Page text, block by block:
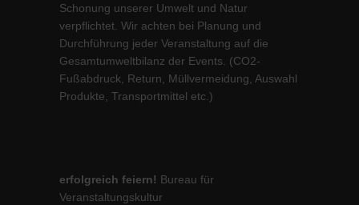
Schonung unserer Umwelt und Natur
verpflichtet. Wir achten bei Planung und
Durchführung jeder Veranstaltung auf die
Gesamtumweltbilanz der Events. (CO2-
Fußabdruck, Return, Müllvermeidung, Auswahl
Produkte, Transportmittel etc.)
erfolgreich feiern! Bureau für
Veranstaltungskultur